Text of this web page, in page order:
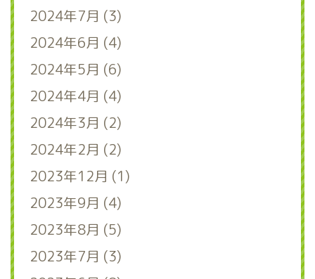
2024年7月 (3)
2024年6月 (4)
2024年5月 (6)
2024年4月 (4)
2024年3月 (2)
2024年2月 (2)
2023年12月 (1)
2023年9月 (4)
2023年8月 (5)
2023年7月 (3)